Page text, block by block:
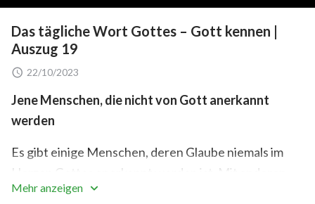
Das tägliche Wort Gottes – Gott kennen |
Auszug 19
22/10/2023
Jene Menschen, die nicht von Gott anerkannt
werden
Es gibt einige Menschen, deren Glaube niemals im
Herzen Gottes anerkannt worden ist. Mit anderen
Worten, Gott erkennt nicht an, dass diese Menschen
Mehr anzeigen